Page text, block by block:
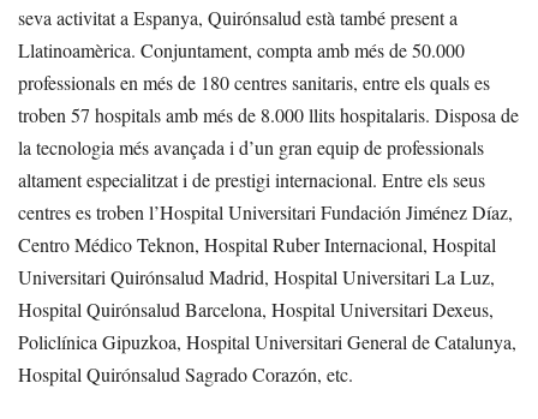
seva activitat a Espanya, Quirónsalud està també present a
Llatinoamèrica. Conjuntament, compta amb més de 50.000
professionals en més de 180 centres sanitaris, entre els quals es
troben 57 hospitals amb més de 8.000 llits hospitalaris. Disposa de
la tecnologia més avançada i d’un gran equip de professionals
altament especialitzat i de prestigi internacional. Entre els seus
centres es troben l’Hospital Universitari Fundación Jiménez Díaz,
Centro Médico Teknon, Hospital Ruber Internacional, Hospital
Universitari Quirónsalud Madrid, Hospital Universitari La Luz,
Hospital Quirónsalud Barcelona, Hospital Universitari Dexeus,
Policlínica Gipuzkoa, Hospital Universitari General de Catalunya,
Hospital Quirónsalud Sagrado Corazón, etc.